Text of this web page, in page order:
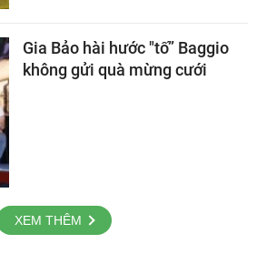
Gia Bảo hài hước "tố” Baggio
không gửi quà mừng cưới
XEM THÊM